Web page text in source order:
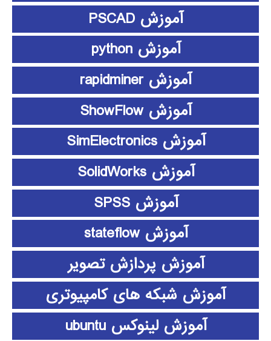
آموزش PSCAD
آموزش python
آموزش rapidminer
آموزش ShowFlow
آموزش SimElectronics
آموزش SolidWorks
آموزش SPSS
آموزش stateflow
آموزش پردازش تصویر
آموزش شبکه های کامپیوتری
آموزش لینوکس ubuntu